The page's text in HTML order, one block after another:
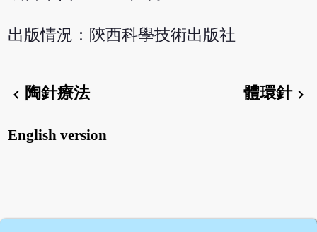
出版情況：陝西科學技術出版社
chevron_left 陶針療法 體環針chevron_right
English version